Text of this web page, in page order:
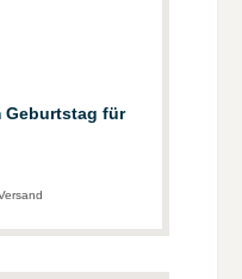
Geburtstag für